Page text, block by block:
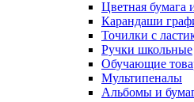
Цветная бумага
Карандаши
Точилки с
Ручки школьные
Обучающие
Мультипеналы
Альбомы и